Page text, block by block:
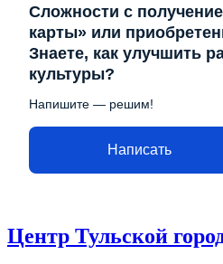
Сложности с
карты» или
Знаете, как улучшить
культуры?
Напишите — решим!
Написать
Центр Тульской